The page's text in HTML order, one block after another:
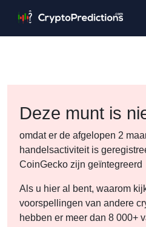
Deze munt is
omdat er de afgelopen 2
handelsactiviteit is
CoinGecko zijn geïntegreerd
Als u hier al bent, waarom
voorspellingen van andere
hebben er meer dan 8 000+